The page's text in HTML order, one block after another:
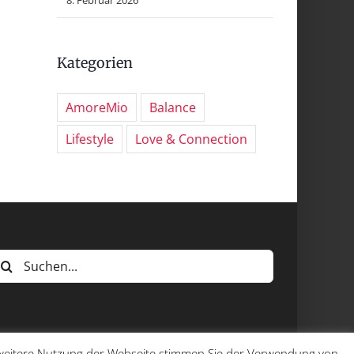
Kategorien
AmoreMio
Balance
Lifestyle
Love & Connection